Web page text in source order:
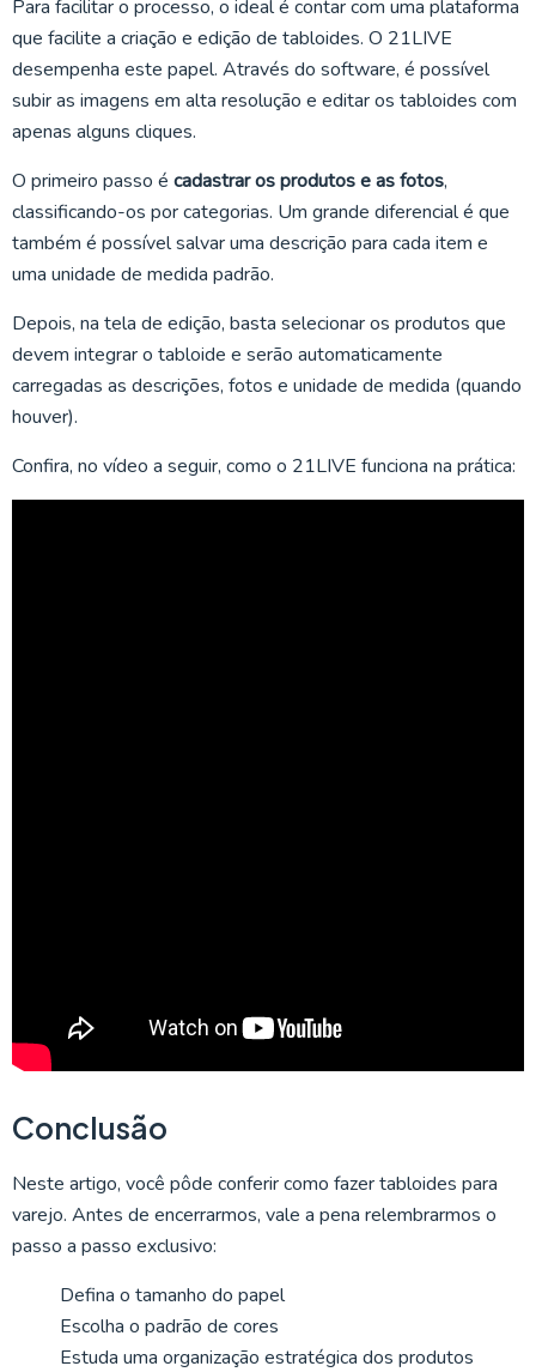
Para facilitar o processo, o ideal é contar com uma plataforma
que facilite a criação e edição de tabloides. O 21LIVE
desempenha este papel. Através do software, é possível
subir as imagens em alta resolução e editar os tabloides com
apenas alguns cliques.
O primeiro passo é cadastrar os produtos e as fotos,
classificando-os por categorias. Um grande diferencial é que
também é possível salvar uma descrição para cada item e
uma unidade de medida padrão.
Depois, na tela de edição, basta selecionar os produtos que
devem integrar o tabloide e serão automaticamente
carregadas as descrições, fotos e unidade de medida (quando
houver).
Confira, no vídeo a seguir, como o 21LIVE funciona na prática:
Conclusão
Neste artigo, você pôde conferir como fazer tabloides para
varejo. Antes de encerrarmos, vale a pena relembrarmos o
passo a passo exclusivo:
Defina o tamanho do papel
Escolha o padrão de cores
Estuda uma organização estratégica dos produtos